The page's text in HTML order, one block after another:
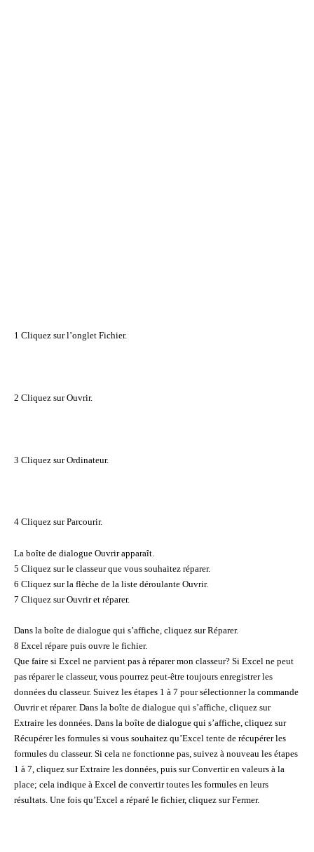
1 Cliquez sur l’onglet Fichier.
2 Cliquez sur Ouvrir.
3 Cliquez sur Ordinateur.
4 Cliquez sur Parcourir.
La boîte de dialogue Ouvrir apparaît.
5 Cliquez sur le classeur que vous souhaitez réparer.
6 Cliquez sur la flèche de la liste déroulante Ouvrir.
7 Cliquez sur Ouvrir et réparer.
Dans la boîte de dialogue qui s’affiche, cliquez sur Réparer.
8 Excel répare puis ouvre le fichier.
Que faire si Excel ne parvient pas à réparer mon classeur? Si Excel ne peut
pas réparer le classeur, vous pourrez peut-être toujours enregistrer les
données du classeur. Suivez les étapes 1 à 7 pour sélectionner la commande
Ouvrir et réparer. Dans la boîte de dialogue qui s’affiche, cliquez sur
Extraire les données. Dans la boîte de dialogue qui s’affiche, cliquez sur
Récupérer les formules si vous souhaitez qu’Excel tente de récupérer les
formules du classeur. Si cela ne fonctionne pas, suivez à nouveau les étapes
1 à 7, cliquez sur Extraire les données, puis sur Convertir en valeurs à la
place; cela indique à Excel de convertir toutes les formules en leurs
résultats. Une fois qu’Excel a réparé le fichier, cliquez sur Fermer.